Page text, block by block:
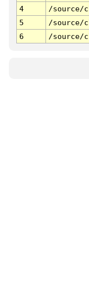
4
/source/
5
/source/
6
/source/